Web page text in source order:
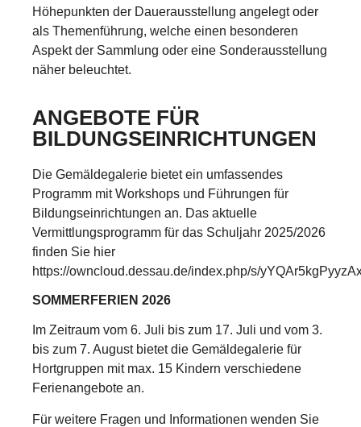
Höhepunkten der Dauerausstellung angelegt oder
als Themenführung, welche einen besonderen
Aspekt der Sammlung oder eine Sonderausstellung
näher beleuchtet.
ANGEBOTE FÜR
BILDUNGSEINRICHTUNGEN
Die Gemäldegalerie bietet ein umfassendes
Programm mit Workshops und Führungen für
Bildungseinrichtungen an. Das aktuelle
Vermittlungsprogramm für das Schuljahr 2025/2026
finden Sie hier
https://owncloud.dessau.de/index.php/s/
SOMMERFERIEN 2026
Im Zeitraum vom 6. Juli bis zum 17. Juli und vom 3.
bis zum 7. August bietet die Gemäldegalerie für
Hortgruppen mit max. 15 Kindern verschiedene
Ferienangebote an.
Für weitere Fragen und Informationen wenden Sie